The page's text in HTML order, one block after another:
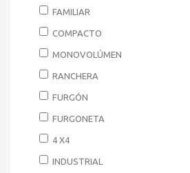
FAMILIAR
COMPACTO
MONOVOLÚMEN
RANCHERA
FURGÓN
FURGONETA
4 X4
INDUSTRIAL